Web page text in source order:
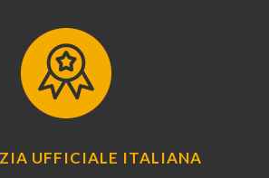
UFFICIALE ITALIANA